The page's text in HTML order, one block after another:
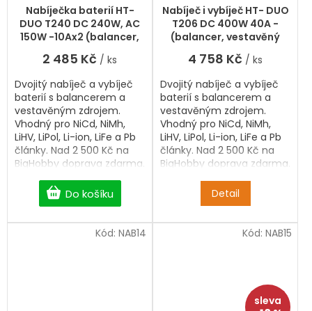
Nabíječka baterií HT-
DUO T240 DC 240W, AC
150W -10Ax2 (balancer,
vestavěný zdroj)
hodnocení
produktu
je
hvězdiček.
2 485 Kč / ks
Do košíku
Dvojitý nabíječ a vybíječ
baterií s balancerem a
vestavěným zdrojem.
Vhodný pro NiCd, NiMh,
LiHV, LiPol, Li-ion, LiFe a Pb
články. Nad 2 500 Kč na
BigHobby doprava zdarma.
Nabíječ i vybíječ HT- DUO
T206 DC 400W 40A -
(balancer, vestavěný
zdroj)
4 758 Kč / ks
Detail
Dvojitý nabíječ a vybíječ
baterií s balancerem a
vestavěným zdrojem.
Vhodný pro NiCd, NiMh,
LiHV, LiPol, Li-ion, LiFe a Pb
články. Nad 2 500 Kč na
BigHobby doprava zdarma.
Kód: NAB14 Kód: NAB15